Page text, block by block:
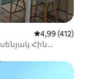
Միջին
4,99 (412)
Հին